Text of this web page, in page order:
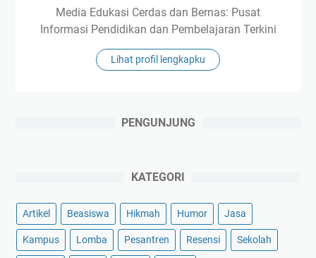
Media Edukasi Cerdas dan Bernas: Pusat
Informasi Pendidikan dan Pembelajaran Terkini
Lihat profil lengkapku
PENGUNJUNG
KATEGORI
Artikel Beasiswa Hikmah Humor Jasa
Kampus Lomba Pesantren Resensi Sekolah